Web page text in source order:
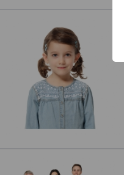
Leer más
Familia